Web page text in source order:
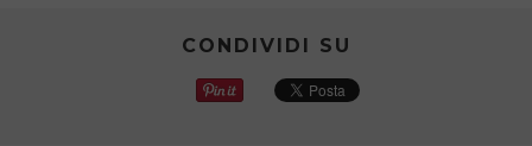
CONDIVIDI SU